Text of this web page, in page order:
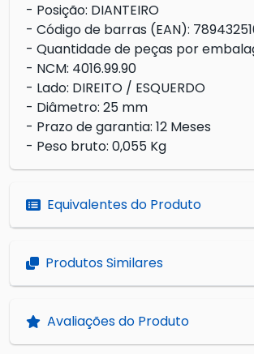
- Posição: DIANTEIRO
- Código de barras (EAN):
- Quantidade de peças por
- NCM: 4016.99.90
- Lado: DIREITO / ESQUERDO
- Diâmetro: 25 mm
- Prazo de garantia: 12 Meses
- Peso bruto: 0,055 Kg
Equivalentes do Produto
Produtos Similares
Avaliações do Produto